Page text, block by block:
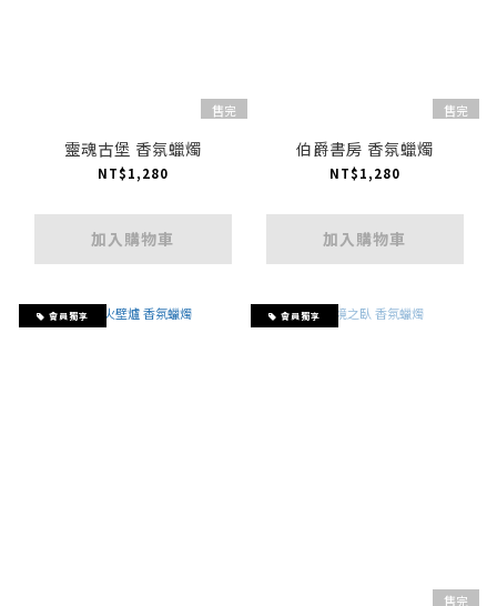
售完
靈魂古堡 香氛蠟燭
NT$1,280
加入購物車
售完
伯爵書房 香氛蠟燭
NT$1,280
加入購物車
會員獨享 會員獨享
售完